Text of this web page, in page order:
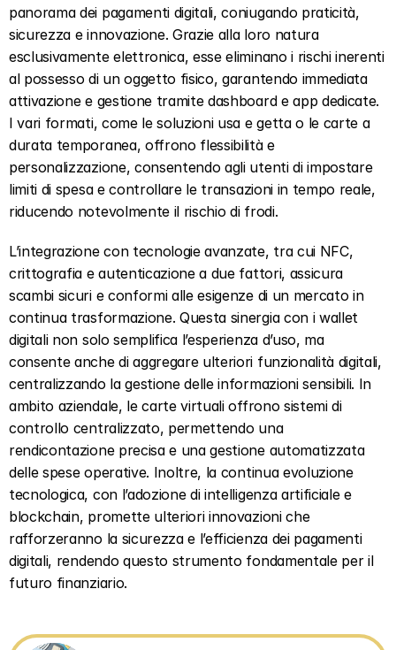
panorama dei pagamenti digitali, coniugando praticità,
sicurezza e innovazione. Grazie alla loro natura
esclusivamente elettronica, esse eliminano i rischi inerenti
al possesso di un oggetto fisico, garantendo immediata
attivazione e gestione tramite dashboard e app dedicate.
I vari formati, come le soluzioni usa e getta o le carte a
durata temporanea, offrono flessibilità e
personalizzazione, consentendo agli utenti di impostare
limiti di spesa e controllare le transazioni in tempo reale,
riducendo notevolmente il rischio di frodi.
L’integrazione con tecnologie avanzate, tra cui NFC,
crittografia e autenticazione a due fattori, assicura
scambi sicuri e conformi alle esigenze di un mercato in
continua trasformazione. Questa sinergia con i wallet
digitali non solo semplifica l’esperienza d’uso, ma
consente anche di aggregare ulteriori funzionalità digitali,
centralizzando la gestione delle informazioni sensibili. In
ambito aziendale, le carte virtuali offrono sistemi di
controllo centralizzato, permettendo una
rendicontazione precisa e una gestione automatizzata
delle spese operative. Inoltre, la continua evoluzione
tecnologica, con l’adozione di intelligenza artificiale e
blockchain, promette ulteriori innovazioni che
rafforzeranno la sicurezza e l’efficienza dei pagamenti
digitali, rendendo questo strumento fondamentale per il
futuro finanziario.